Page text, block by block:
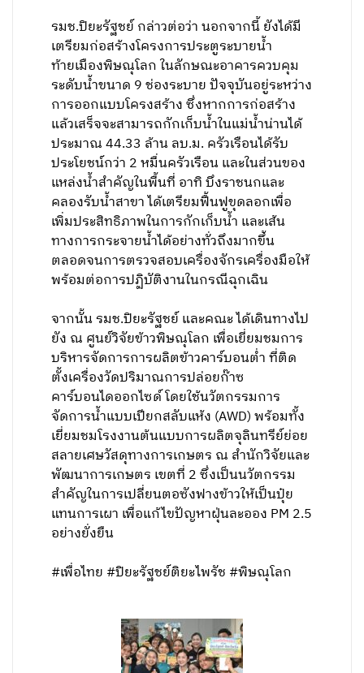
รมช.ปิยะรัฐชย์ กล่าวต่อว่า นอกจากนี้ ยังได้มี
เตรียมก่อสร้างโครงการประตูระบายน้ำ
ท้ายเมืองพิษณุโลก ในลักษณะอาคารควบคุม
ระดับน้ำขนาด 9 ช่องระบาย ปัจจุบันอยู่ระหว่าง
การออกแบบโครงสร้าง ซึ่งหากการก่อสร้าง
แล้วเสร็จจะสามารถกักเก็บน้ำในแม่น้ำน่านได้
ประมาณ 44.33 ล้าน ลบ.ม. ครัวเรือนได้รับ
ประโยชน์กว่า 2 หมื่นครัวเรือน และในส่วนของ
แหล่งน้ำสำคัญในพื้นที่ อาทิ บึงราชนกและ
คลองรับน้ำสาขา ได้เตรียมฟื้นฟูขุดลอกเพื่อ
เพิ่มประสิทธิภาพในการกักเก็บน้ำ และเส้น
ทางการกระจายน้ำได้อย่างทั่วถึงมากขึ้น
ตลอดจนการตรวจสอบเครื่องจักรเครื่องมือให้
พร้อมต่อการปฏิบัติงานในกรณีฉุกเฉิน
จากนั้น รมช.ปิยะรัฐชย์ และคณะ ได้เดินทางไป
ยัง ณ ศูนย์วิจัยข้าวพิษณุโลก เพื่อเยี่ยมชมการ
บริหารจัดการการผลิตข้าวคาร์บอนต่ำ ที่ติด
ตั้งเครื่องวัดปริมาณการปล่อยก๊าซ
คาร์บอนไดออกไซด์ โดยใช้นวัตกรรมการ
จัดการน้ำแบบเปียกสลับแห้ง (AWD) พร้อมทั้ง
เยี่ยมชมโรงงานต้นแบบการผลิตจุลินทรีย์ย่อย
สลายเศษวัสดุทางการเกษตร ณ สำนักวิจัยและ
พัฒนาการเกษตร เขตที่ 2 ซึ่งเป็นนวัตกรรม
สำคัญในการเปลี่ยนตอซังฟางข้าวให้เป็นปุ๋ย
แทนการเผา เพื่อแก้ไขปัญหาฝุ่นละออง PM 2.5
อย่างยั่งยืน
#เพื่อไทย #ปิยะรัฐชย์ติยะไพรัช #พิษณุโลก